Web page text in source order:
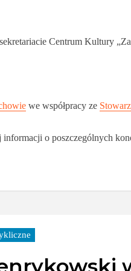
Centrum Kultury
we współpracy ze
o poszczególnych